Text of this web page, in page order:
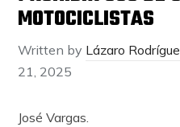
MOTOCICLISTAS
Written by Lázaro
21, 2025
José Vargas.